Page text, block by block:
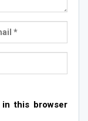
in this browser